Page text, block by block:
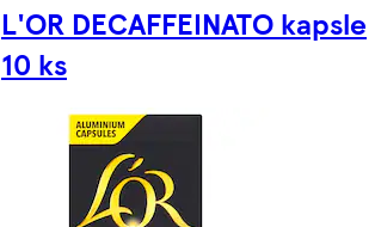
L'OR DECAFFEINATO kapsle
10 ks